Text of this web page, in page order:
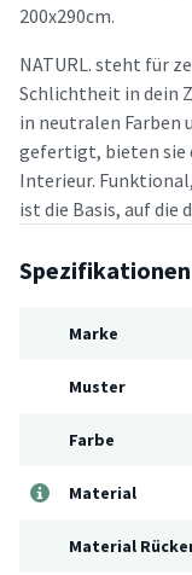
200x290cm.
NATURL. steht für
Schlichtheit in dein
in neutralen Farben
gefertigt, bieten sie
Interieur.
ist die Basis, auf die
Spezifikationen
Marke
Muster
Farbe
Material
Material